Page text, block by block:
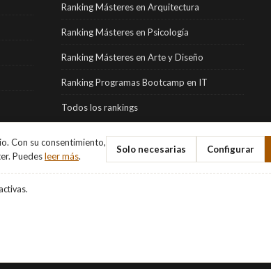
Ranking Másteres en Arquitectura
Ranking Másteres en Psicología
Ranking Másteres en Arte y Diseño
Ranking Programas Bootcamp en IT
Todos los rankings
Con su consentimiento,
Puedesleer más.
Solo necesarias Configurar